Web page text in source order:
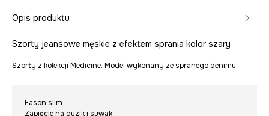
Opis produktu
Szorty jeansowe męskie z efektem sprania kolor szary
Szorty z kolekcji Medicine. Model wykonany ze spranego denimu.
- Fason slim.
- Zapięcie na guzik i suwak.